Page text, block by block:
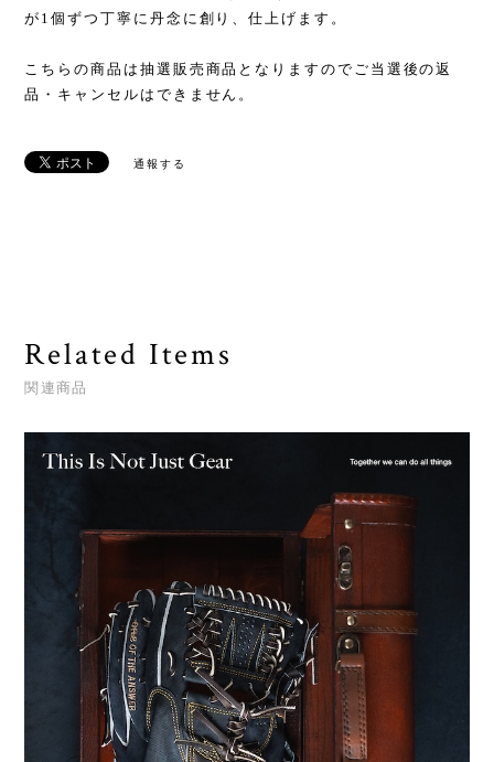
が1個ずつ丁寧に丹念に創り、仕上げます。
こちらの商品は抽選販売商品となりますのでご当選後の返
品・キャンセルはできません。
通報する
Related Items
関連商品